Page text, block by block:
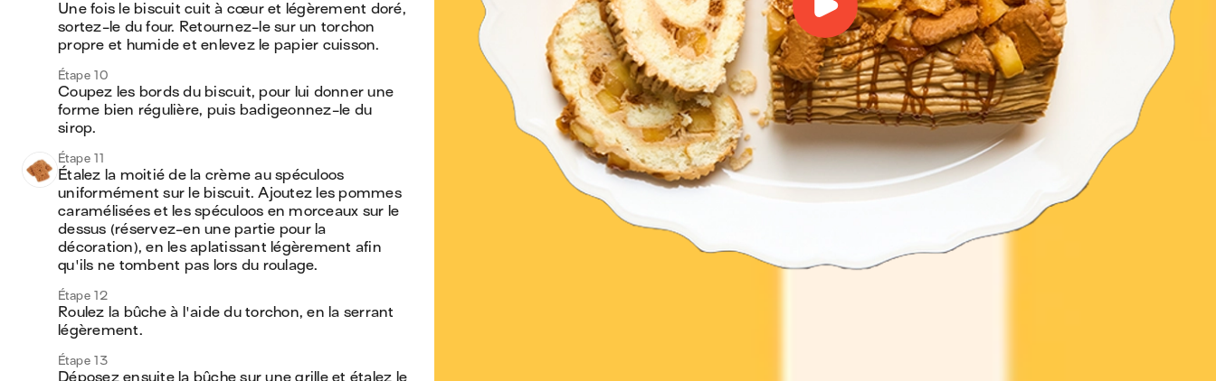
Une fois le biscuit cuit à cœur et légèrement doré,
sortez-le du four. Retournez-le sur un torchon
propre et humide et enlevez le papier cuisson.
Étape 10
Coupez les bords du biscuit, pour lui donner une
forme bien régulière, puis badigeonnez-le du
sirop.
Étape 11
Étalez la moitié de la crème au spéculoos
uniformément sur le biscuit. Ajoutez les pommes
caramélisées et les spéculoos en morceaux sur le
dessus (réservez-en une partie pour la
décoration), en les aplatissant légèrement afin
qu'ils ne tombent pas lors du roulage.
Étape 12
Roulez la bûche à l'aide du torchon, en la serrant
légèrement.
Étape 13
Déposez ensuite la bûche sur une grille et étalez le